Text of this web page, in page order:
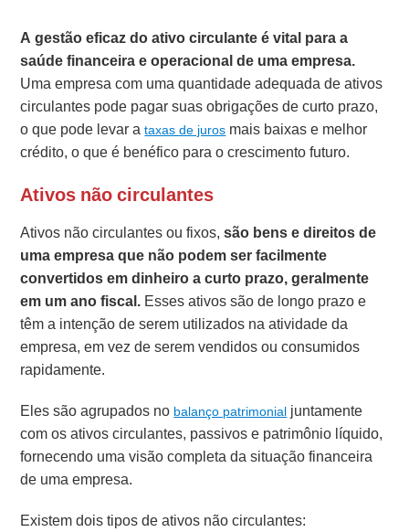
A gestão eficaz do ativo circulante é vital para a
saúde financeira e operacional de uma empresa.
Uma empresa com uma quantidade adequada de ativos
circulantes pode pagar suas obrigações de curto prazo,
o que pode levar ataxas de juros mais baixas e melhor
crédito, o que é benéfico para o crescimento futuro.
Ativos não circulantes
Ativos não circulantes ou fixos,são bens e direitos de
uma empresa que não podem ser facilmente
convertidos em dinheiro a curto prazo, geralmente
em um ano fiscal. Esses ativos são de longo prazo e
têm a intenção de serem utilizados na atividade da
empresa, em vez de serem vendidos ou consumidos
rapidamente.
Eles são agrupados no balanço patrimonial juntamente
com os ativos circulantes, passivos e patrimônio líquido,
fornecendo uma visão completa da situação financeira
de uma empresa.
Existem dois tipos de ativos não circulantes: